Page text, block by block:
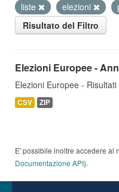
liste
elezioni
Risultato del Filtro
Elezioni Europee -
Elezioni Europee -
CSV ZIP
E' possibile inoltre accedere al
Documentazione API).